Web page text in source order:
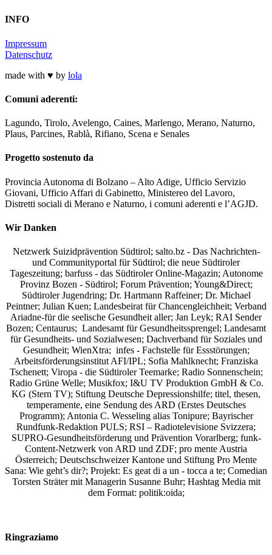
INFO
Impressum
Datenschutz
made with ♥ by lola
Comuni aderenti:
Lagundo, Tirolo, Avelengo, Caines, Marlengo, Merano, Naturno,
Plaus, Parcines, Rablà, Rifiano, Scena e Senales
Progetto sostenuto da
Provincia Autonoma di Bolzano – Alto Adige, Ufficio Servizio
Giovani, Ufficio Affari di Gabinetto, Ministereo del Lavoro,
Distretti sociali di Merano e Naturno, i comuni aderenti e l’AGJD.
Wir Danken
Netzwerk Suizidprävention Südtirol; salto.bz - Das Nachrichten-
und Communityportal für Südtirol; die neue Südtiroler
Tageszeitung; barfuss - das Südtiroler Online-Magazin; Autonome
Provinz Bozen - Südtirol; Forum Prävention; Young&Direct;
Südtiroler Jugendring; Dr. Hartmann Raffeiner; Dr. Michael
Peintner; Julian Kuen; Landesbeirat für Chancengleichheit; Verband
Ariadne-für die seelische Gesundheit aller; Jan Leyk; RAI Sender
Bozen; Centaurus; Landesamt für Gesundheitssprengel; Landesamt
für Gesundheits- und Sozialwesen; Dachverband für Soziales und
Gesundheit; WienXtra; infes - Fachstelle für Essstörungen;
Arbeitsförderungsinstitut AFI/IPL; Sofia Mahlknecht; Franziska
Tschenett; Viropa - die Südtiroler Teemarke; Radio Sonnenschein;
Radio Grüne Welle; Musikfox; I&U TV Produktion GmbH & Co.
KG (Stern TV); Stiftung Deutsche Depressionshilfe; titel, thesen,
temperamente, eine Sendung des ARD (Erstes Deutsches
Programm); Antonia C. Wesseling alias Tonipure; Bayrischer
Rundfunk-Redaktion PULS; RSI – Radiotelevisione Svizzera;
SUPRO-Gesundheitsförderung und Prävention Vorarlberg; funk-
Content-Netzwerk von ARD und ZDF; pro mente Austria
Österreich; Deutschschweizer Kantone und Stiftung Pro Mente
Sana: Wie geht’s dir?; Projekt: Es geat di a un - tocca a te; Comedian
Torsten Sträter mit Managerin Susanne Buhr; Hashtag Media mit
dem Format: politik:oida;
Ringraziamo